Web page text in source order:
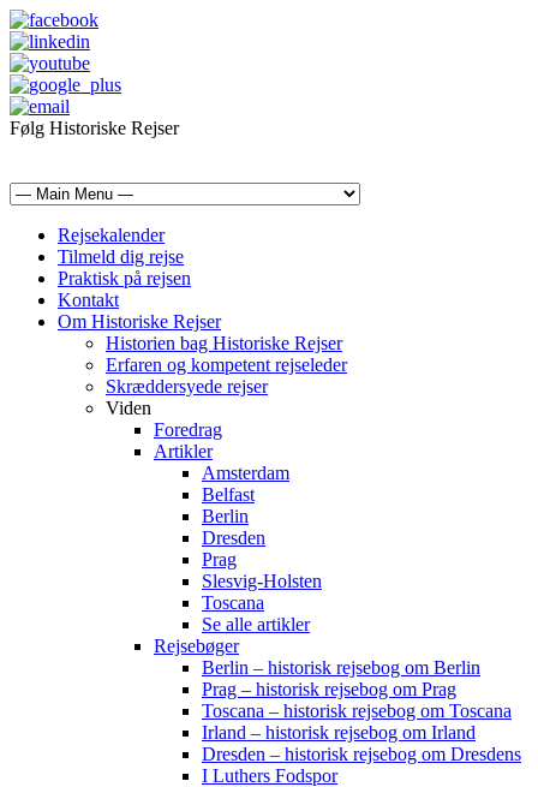
Følg Historiske Rejser
Rejsekalender
Tilmeld dig rejse
Praktisk på rejsen
Kontakt
Om Historiske Rejser
Historien bag Historiske Rejser
Erfaren og kompetent rejseleder
Skræddersyede rejser
Viden
Foredrag
Artikler
Amsterdam
Belfast
Berlin
Dresden
Prag
Slesvig-Holsten
Toscana
Se alle artikler
Rejsebøger
Berlin – historisk rejsebog om Berlin
Prag – historisk rejsebog om Prag
Toscana – historisk rejsebog om Toscana
Irland – historisk rejsebog om Irland
Dresden – historisk rejsebog om Dresdens
I Luthers Fodspor